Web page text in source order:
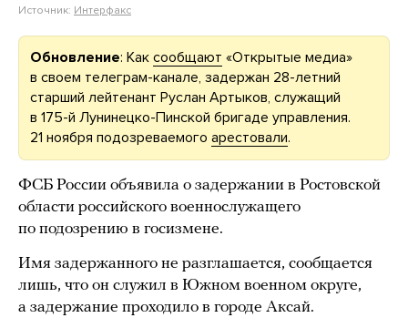
Источник: Интерфакс
Обновление: Как сообщают «Открытые медиа»
в своем телеграм-канале, задержан 28-летний
старший лейтенант Руслан Артыков, служащий
в 175-й Лунинецко-Пинской бригаде управления.
21 ноября подозреваемого арестовали.
ФСБ России объявила о задержании в Ростовской
области российского военнослужащего
по подозрению в госизмене.
Имя задержанного не разглашается, сообщается
лишь, что он служил в Южном военном округе,
а задержание проходило в городе Аксай.